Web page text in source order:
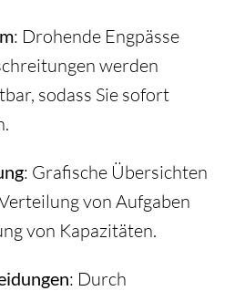
: Drohende Engpässe
werden
sodass Sie sofort
: Grafische Übersichten
von Aufgaben
von Kapazitäten.
: Durch